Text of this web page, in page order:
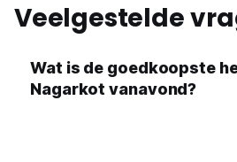
Veelgestelde
Wat is de goedkoopste
Nagarkot vanavond?